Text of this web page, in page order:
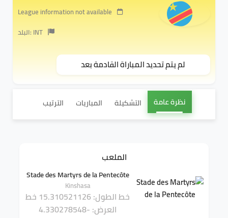
League information not available
البلد: INT
لم يتم تحديد المباراة القادمة بعد
نظرة عامة التشكيلة المباريات الترتيب
الملعب
Stade des Martyrs de la Pentecôte
Kinshasa
خط الطول: 15.310521126
خط
العرض: -4.330278548